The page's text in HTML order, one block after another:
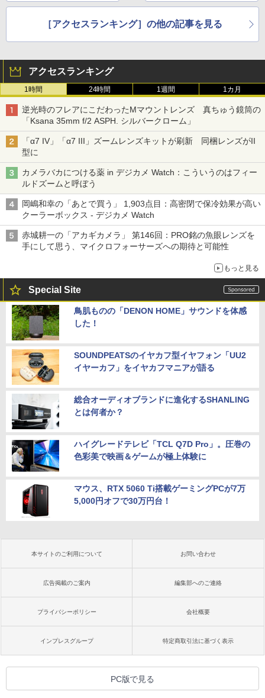
［アクセスランキング］の他の記事を見る
アクセスランキング
1時間 24時間 1週間 1カ月
逆光時のフレアにこだわったMマウントレンズ 真ちゅう鏡筒の
「Ksana 35mm f/2 ASPH. シルバークローム」
「α7 IV」「α7 III」ズームレンズキットが刷新 同梱レンズがII
型に
カメラバカにつける薬 in デジカメ Watch：こういうのはフィー
ルドズームと呼ぼう
岡嶋和幸の「あとで買う」 1,903点目：高密閉で保冷効果が高い
クーラーボックス - デジカメ Watch
赤城耕一の「アカギカメラ」 第146回：PRO銘の魚眼レンズを
手にして思う、マイクロフォーサーズへの期待と可能性
もっと見る
Special Site
鳥肌ものの「DENON HOME」サウンドを体感
した！
SOUNDPEATSのイヤカフ型イヤフォン「UU2
イヤーカフ」をイヤカフマニアが語る
総合オーディオブランドに進化するSHANLING
とは何者か？
ハイグレードテレビ「TCL Q7D Pro」。圧巻の
色彩美で映画＆ゲームが極上体験に
マウス、RTX 5060 Ti搭載ゲーミングPCが7万
5,000円オフで30万円台！
本サイトのご利用について お問い合わせ
広告掲載のご案内 編集部へのご連絡
プライバシーポリシー 会社概要
インプレスグループ 特定商取引法に基づく表示
PC版で見る